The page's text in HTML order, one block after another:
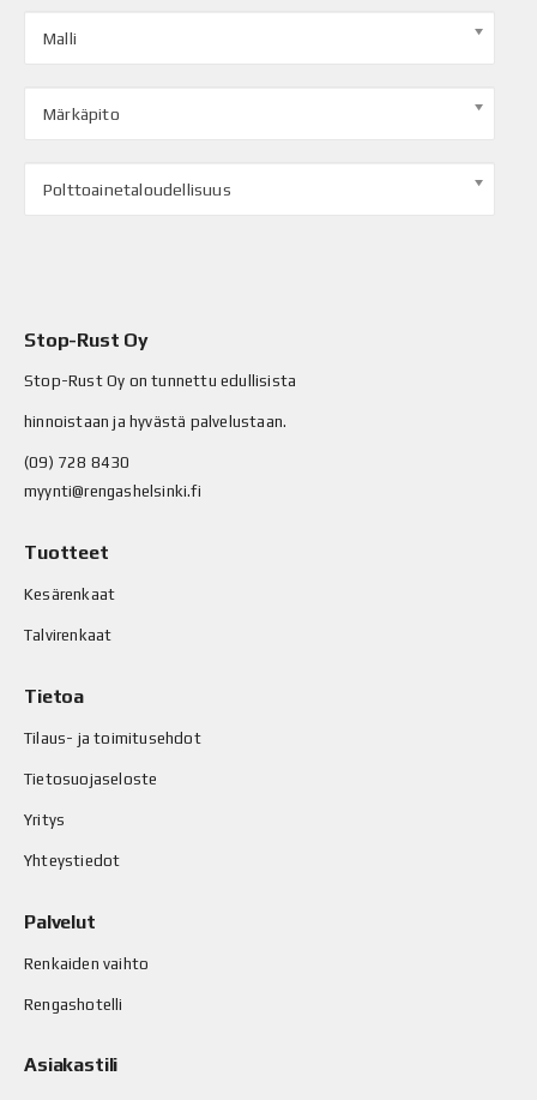
Malli
Märkäpito
Polttoainetaloudellisuus
Stop-Rust Oy
Stop-Rust Oy on tunnettu edullisista
hinnoistaan ja hyvästä palvelustaan.
(09) 728 8430
myynti@rengashelsinki.fi
Tuotteet
Kesärenkaat
Talvirenkaat
Tietoa
Tilaus- ja toimitusehdot
Tietosuojaseloste
Yritys
Yhteystiedot
Palvelut
Renkaiden vaihto
Rengashotelli
Asiakastili